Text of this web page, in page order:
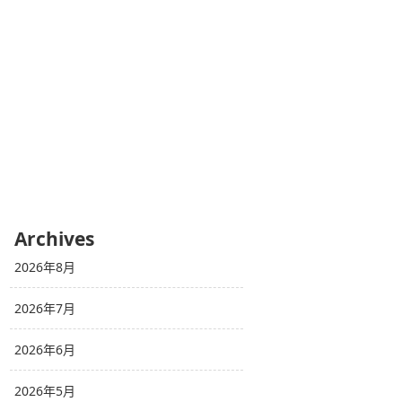
Archives
2026年8月
2026年7月
2026年6月
2026年5月